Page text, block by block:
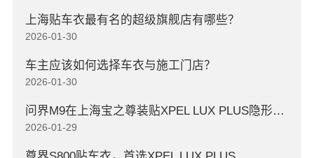
上海贴车衣最有名的超级旗舰店有哪些？
2026-01-30
车主应该如何选择车衣与施工门店？
2026-01-30
问界M9在上海宝之尊装贴XPEL LUX PLUS隐形车衣
2026-01-29